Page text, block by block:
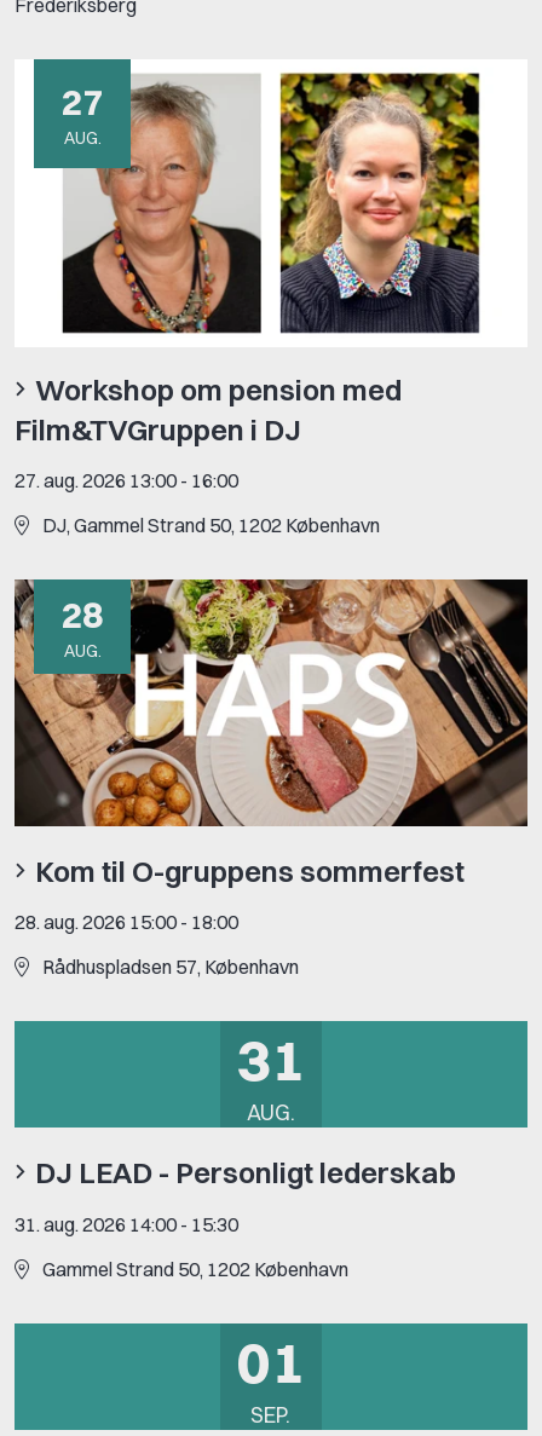
Frederiksberg
27
AUG.
Workshop om pension med
Film&TVGruppen i DJ
27. aug. 2026 13:00 - 16:00
DJ, Gammel Strand 50, 1202 København
28
AUG.
Kom til O-gruppens sommerfest
28. aug. 2026 15:00 - 18:00
Rådhuspladsen 57, København
31
AUG.
DJ LEAD - Personligt lederskab
31. aug. 2026 14:00 - 15:30
Gammel Strand 50, 1202 København
01
SEP.